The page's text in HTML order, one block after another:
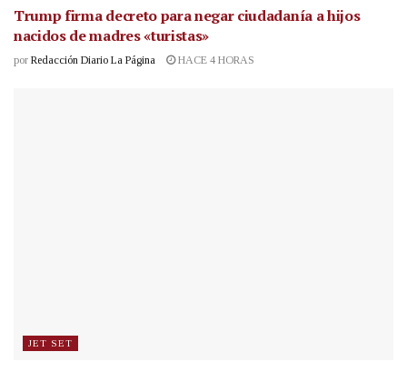
Trump firma decreto para negar ciudadanía a hijos
nacidos de madres «turistas»
por Redacción Diario La Página HACE 4 HORAS
JET SET